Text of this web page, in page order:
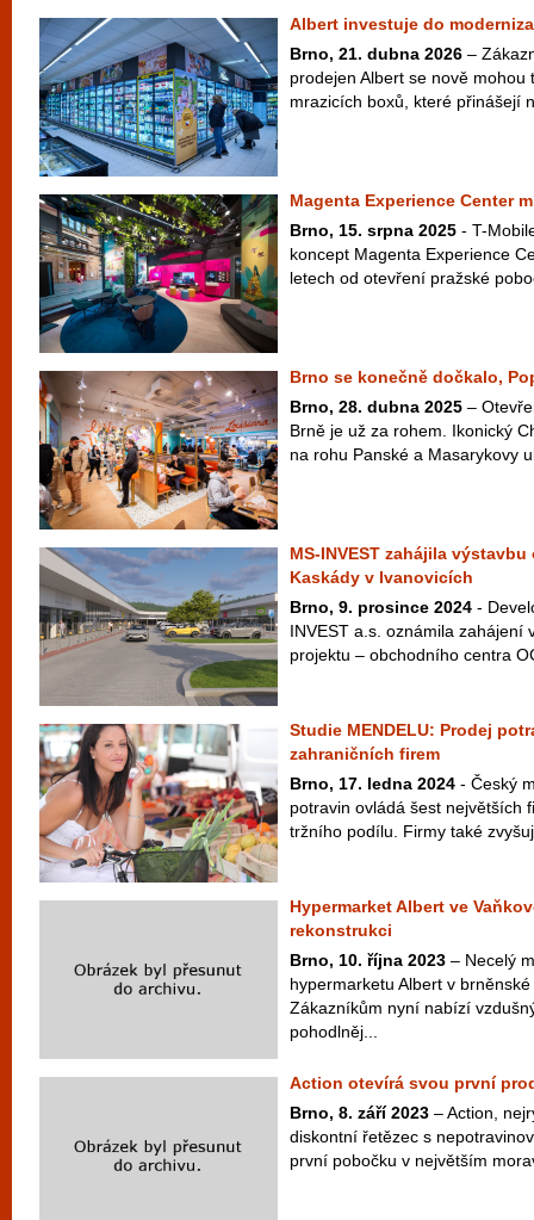
Albert investuje do
Brno, 21. dubna 2026 –
prodejen Albert se nově
mrazicích boxů, které přinášejí
Magenta Experience Center
Brno, 15. srpna 2025 - T-
koncept Magenta Experience
letech od otevření pražské
Brno se konečně dočkalo,
Brno, 28. dubna 2025 –
Brně je už za rohem. Ikonický
na rohu Panské a Masarykovy
MS-INVEST zahájila
Kaskády v Ivanovicích
Brno, 9. prosince 2024 -
INVEST a.s. oznámila zahájení
projektu – obchodního centra
Studie MENDELU: Prodej
zahraničních firem
Brno, 17. ledna 2024 - Český
potravin ovládá šest největších
tržního podílu. Firmy také
Hypermarket Albert ve
rekonstrukci
Brno, 10. října 2023 – Necelý
hypermarketu Albert v
Zákazníkům nyní nabízí
pohodlněj...
Action otevírá svou první
Brno, 8. září 2023 – Action,
diskontní řetězec s
první pobočku v největším